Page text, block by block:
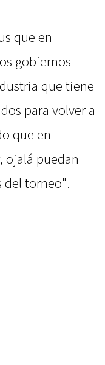
que en
gobiernos
que tiene
para volver a
que en
ojalá puedan
del torneo".